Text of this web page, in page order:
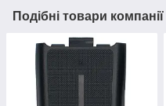
Подібні товари компанії